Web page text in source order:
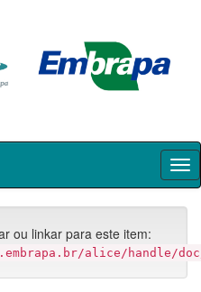
ou linkar para este item:
alice/handle/doc/